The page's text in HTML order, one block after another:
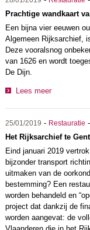
Prachtige wandkaart
Een bijna vier eeuwen
Algemeen Rijksarchief,
Deze vooralsnog
van 1626 en wordt
De Dijn.
Lees meer
25/01/2019 - Restauratie -
Het Rijksarchief te
Eind januari 2019
bijzonder transport
uitmaken van de
bestemming? Een
worden behandeld en
project dat dankzij de
worden aangevat: de